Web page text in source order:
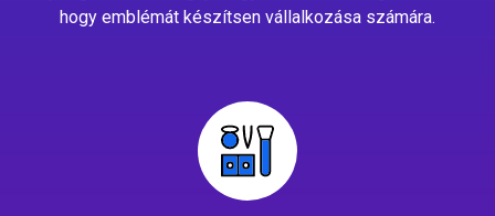
hogy emblémát készítsen vállalkozása számára.